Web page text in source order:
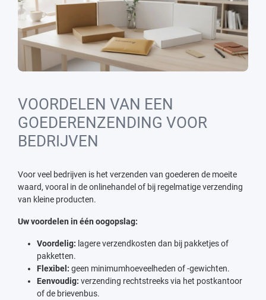
VOORDELEN VAN EEN
GOEDERENZENDING VOOR
BEDRIJVEN
Voor veel bedrijven is het verzenden van goederen de moeite
waard, vooral in de onlinehandel of bij regelmatige verzending
van kleine producten.
Uw voordelen in één oogopslag:
Voordelig: lagere verzendkosten dan bij pakketjes of
pakketten.
Flexibel: geen minimumhoeveelheden of -gewichten.
Eenvoudig: verzending rechtstreeks via het postkantoor
of de brievenbus.